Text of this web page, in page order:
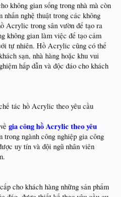
không gian sống trong nhà mà còn
nghệ thuật trong các không
Acrylic trong sân vườn để tạo ra
không gian làm việc để tạo cảm
tự nhiên. Hồ Acrylic cũng có thể
sạn, nhà hàng hoặc khu vui
hấp dẫn và độc đáo cho khách
tác hồ Acrylic theo yêu cầu
gia công hồ Acrylic theo yêu
ngành công nghiệp gia công
uy tín và đội ngũ nhân viên
cho khách hàng những sản phẩm